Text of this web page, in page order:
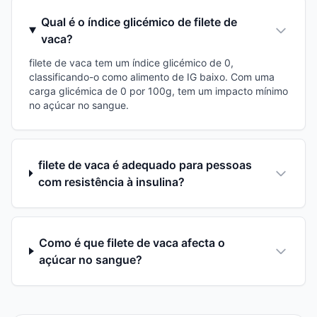
Qual é o índice glicémico de filete de
vaca?
filete de vaca tem um índice glicémico de 0,
classificando-o como alimento de IG baixo. Com uma
carga glicémica de 0 por 100g, tem um impacto mínimo
no açúcar no sangue.
filete de vaca é adequado para pessoas
com resistência à insulina?
Como é que filete de vaca afecta o
açúcar no sangue?